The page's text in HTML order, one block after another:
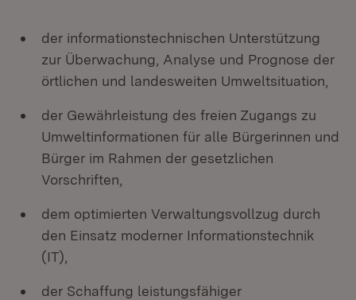
der informationstechnischen Unterstützung
zur Überwachung, Analyse und Prognose der
örtlichen und landesweiten Umweltsituation,
der Gewährleistung des freien Zugangs zu
Umweltinformationen für alle Bürgerinnen und
Bürger im Rahmen der gesetzlichen
Vorschriften,
dem optimierten Verwaltungsvollzug durch
den Einsatz moderner Informationstechnik
(IT),
der Schaffung leistungsfähiger